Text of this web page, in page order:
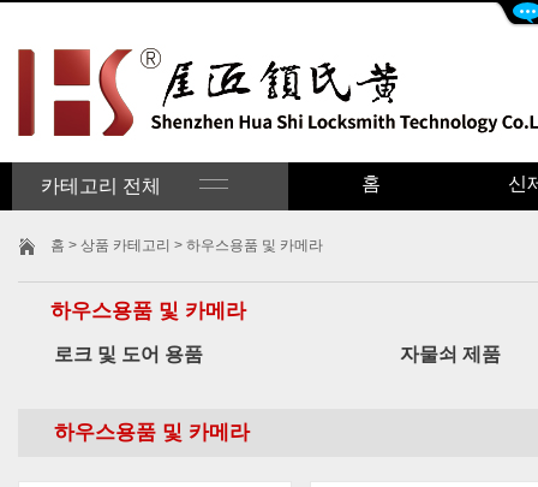
카테고리 전체 홈 신
홈 > 상품 카테고리 > 하우스용품 및 카메라
하우스용품 및 카메라
로크 및 도어 용품 자물쇠 제품
하우스용품 및 카메라